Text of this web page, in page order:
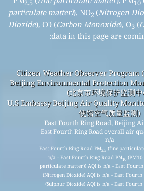
2.5 10
particulate matter)), NO2 (Nitrogen
Dioxide), CO (Carbon Monoxide), O3 (
data in this page are
Citizen Weather Observer Program
Beijing Environmental Protection
(北京市环境保护监测
U.S Embassy Beijing Air Quality
使馆空气质量监测)
East Fourth Ring Road, Beijing
East Fourth Ring Road overall air
n/a
East Fourth Ring Road PM2.5(fine
n/a - East Fourth Ring Road PM10
particulate matter)) AQI is n/a - East
(Nitrogen Dioxide) AQI is n/a - East Fourth
(Sulphur Dioxide) AQI is n/a - East